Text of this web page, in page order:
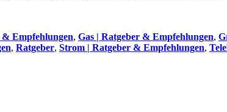
Empfehlungen, Gas | Ratgeber & Empfehlungen,
, Ratgeber, Strom | Ratgeber & Empfehlungen,